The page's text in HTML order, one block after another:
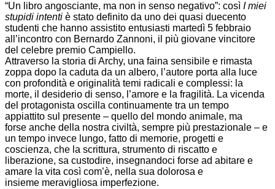
“Un libro angosciante, ma non in senso negativo”: così I miei
stupidi intenti è stato definito da uno dei quasi duecento
studenti che hanno assistito entusiasti martedì 5 febbraio
all’incontro con Bernardo Zannoni, il più giovane vincitore
del celebre premio Campiello.
Attraverso la storia di Archy, una faina sensibile e rimasta
zoppa dopo la caduta da un albero, l’autore porta alla luce
con profondità e originalità temi radicali e complessi: la
morte, il desiderio di senso, l’amore e la fragilità. La vicenda
del protagonista oscilla continuamente tra un tempo
appiattito sul presente – quello del mondo animale, ma
forse anche della nostra civiltà, sempre più prestazionale – e
un tempo invece lungo, fatto di memorie, progetti e
coscienza, che la scrittura, strumento di riscatto e
liberazione, sa custodire, insegnandoci forse ad abitare e
amare la vita così com’è, nella sua dolorosa e
insieme meravigliosa imperfezione.